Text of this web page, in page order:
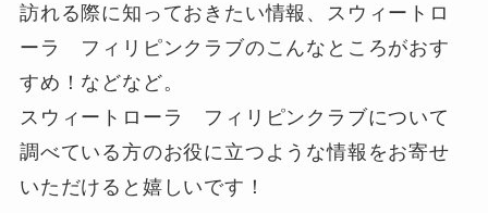
訪れる際に知っておきたい情報、スウィートロ
ーラ フィリピンクラブのこんなところがおす
すめ！などなど。
スウィートローラ フィリピンクラブについて
調べている方のお役に立つような情報をお寄せ
いただけると嬉しいです！